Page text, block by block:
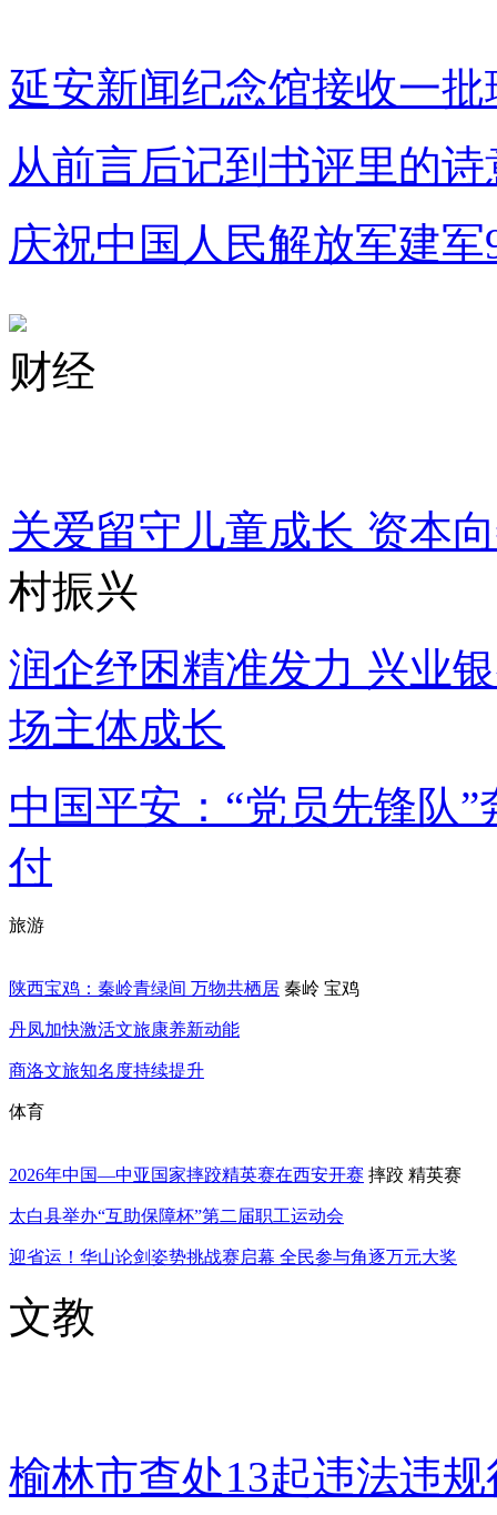
延安新闻纪念馆接收一
从前言后记到书评里的
庆祝中国人民解放军建
财经
关爱留守儿童成长 资本
村振兴
润企纾困精准发力 兴业
场主体成长
中国平安：“党员先锋队
付
旅游
陕西宝鸡：秦岭青绿间 万物共栖居 秦岭 宝鸡
丹凤加快激活文旅康养新动能
商洛文旅知名度持续提升
体育
2026年中国—中亚国家摔跤精英赛在西安开赛 摔跤 精英赛
太白县举办“互助保障杯”第二届职工运动会
迎省运！华山论剑姿势挑战赛启幕 全民参与角逐万元大奖
文教
榆林市查处13起违法违